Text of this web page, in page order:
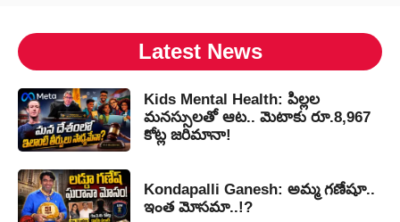
Latest News
Kids Mental Health: పిల్లల
మనస్సులతో ఆట.. మెటాకు రూ.8,967
కోట్ల జరిమానా!
Kondapalli Ganesh: అమ్మ గణేషూ..
ఇంత మోసమా..!?